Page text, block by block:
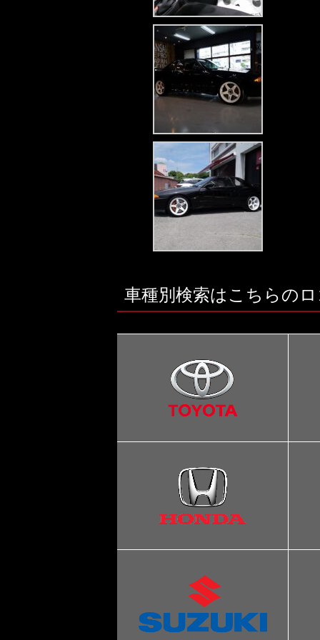
車種別検索はこちらの